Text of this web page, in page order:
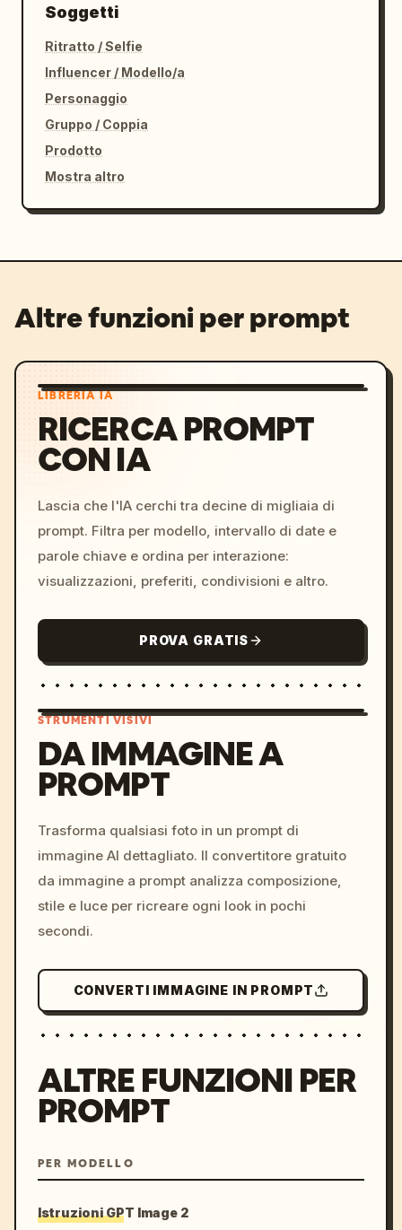
Soggetti
Ritratto / Selfie
Influencer / Modello/a
Personaggio
Gruppo / Coppia
Prodotto
Mostra altro
Altre funzioni per prompt
LIBRERIA IA
RICERCA PROMPT
CON IA
Lascia che l'IA cerchi tra decine di migliaia di
prompt. Filtra per modello, intervallo di date e
parole chiave e ordina per interazione:
visualizzazioni, preferiti, condivisioni e altro.
PROVA GRATIS
colors, 8k --v 6.0
STRUMENTI VISIVI
DA IMMAGINE A
PROMPT
Trasforma qualsiasi foto in un prompt di
immagine AI dettagliato. Il convertitore gratuito
da immagine a prompt analizza composizione,
stile e luce per ricreare ogni look in pochi
secondi.
CONVERTI IMMAGINE IN PROMPT
ALTRE FUNZIONI PER
PROMPT
PER MODELLO
Istruzioni GPT Image 2